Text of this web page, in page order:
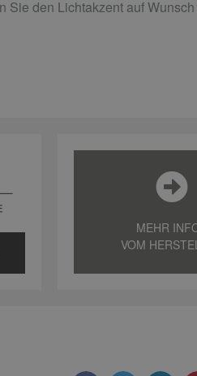
Sie den Lichtakzent auf
MEHR
VOM